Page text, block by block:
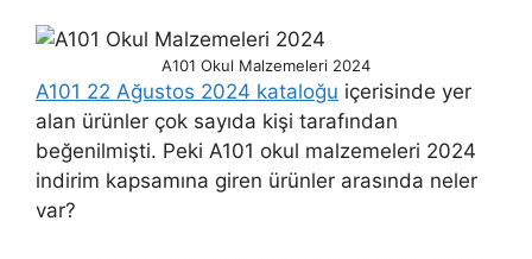
A101 Okul Malzemeleri 2024
A101 22 Ağustos 2024 kataloğu içerisinde yer
alan ürünler çok sayıda kişi tarafından
beğenilmişti. Peki A101 okul malzemeleri 2024
indirim kapsamına giren ürünler arasında neler
var?